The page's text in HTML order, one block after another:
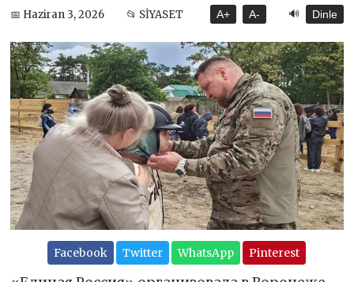
📅 Haziran 3, 2026 📂 SİYASET A+ A- 🔊 Dinle
Facebook Twitter WhatsApp Pinterest